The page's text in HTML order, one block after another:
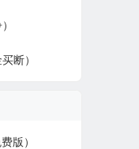
断）
版）